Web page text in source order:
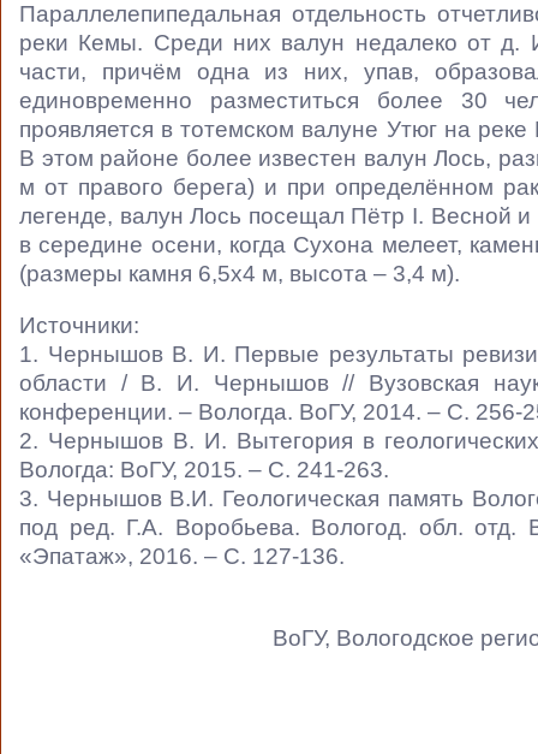
Параллелепипедальная отдельность
реки Кемы. Среди них валун недалеко от д.
части, причём одна из них, упав,
единовременно разместиться более 30
проявляется в тотемском валуне Утюг на
В этом районе более известен валун Лось,
м от правого берега) и при определённом
легенде, валун Лось посещал Пётр I. Весной
в середине осени, когда Сухона мелеет,
(размеры камня 6,5х4 м, высота – 3,4 м).
Источники:
1. Чернышов В. И. Первые результаты
области / В. И. Чернышов // Вузовская
конференции. – Вологда. ВоГУ, 2014. – С. 256-
2. Чернышов В. И. Вытегория в
Вологда: ВоГУ, 2015. – С. 241-263.
3. Чернышов В.И. Геологическая память
под ред. Г.А. Воробьева. Вологод. обл. отд.
«Эпатаж», 2016. – С. 127-136.
ВоГУ, Вологодское